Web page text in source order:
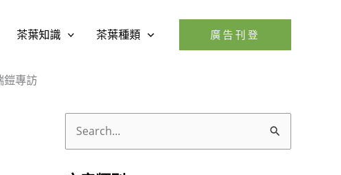
茶葉知識 茶葉種類 廣告刊登
鎧專訪